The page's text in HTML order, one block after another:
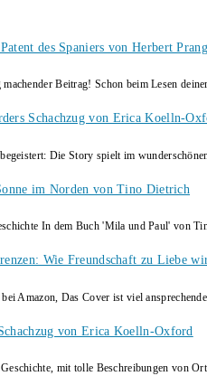
des Spaniers von Herbert
Beitrag! Schon beim Lesen
Schachzug von Erica Koelln-
Die Story spielt im
im Norden von Tino Dietrich
In dem Buch 'Mila und Paul' von
Wie Freundschaft zu Liebe
bei Amazon, Das Cover ist viel
von Erica Koelln-Oxford
mit tolle Beschreibungen von